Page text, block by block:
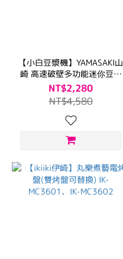
【小白豆漿機】YAMASAKI山
崎 高速破壁多功能迷你豆漿
機 贈不鏽鋼真空隨身瓶
NT$2,280
NT$4,580